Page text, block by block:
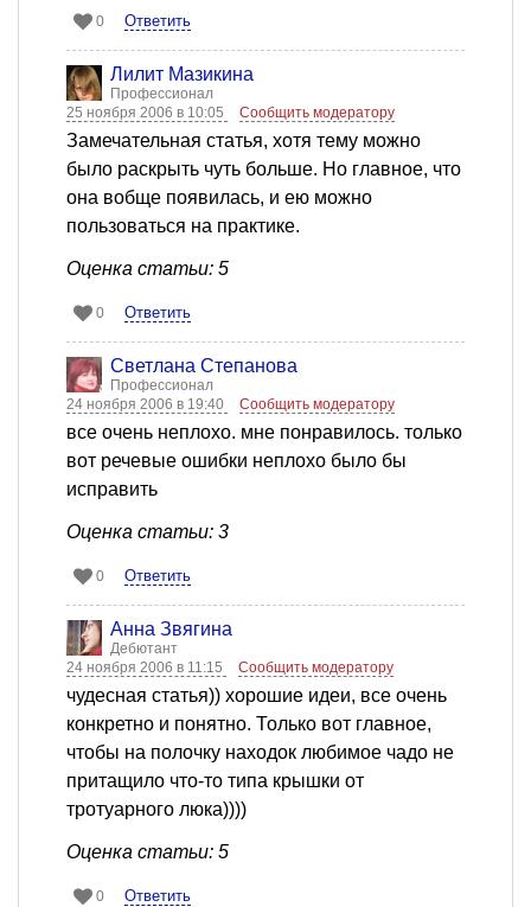
0 Ответить
Лилит Мазикина
Профессионал
25 ноября 2006 в 10:05
Сообщить модератору
Замечательная статья, хотя тему можно
было раскрыть чуть больше. Но главное, что
она вобще появилась, и ею можно
пользоваться на практике.
Оценка статьи: 5
0 Ответить
Светлана Степанова
Профессионал
24 ноября 2006 в 19:40
Сообщить модератору
все очень неплохо. мне понравилось. только
вот речевые ошибки неплохо было бы
исправить
Оценка статьи: 3
0 Ответить
Анна Звягина
Дебютант
24 ноября 2006 в 11:15
Сообщить модератору
чудесная статья)) хорошие идеи, все очень
конкретно и понятно. Только вот главное,
чтобы на полочку находок любимое чадо не
притащило что-то типа крышки от
тротуарного люка))))
Оценка статьи: 5
0 Ответить